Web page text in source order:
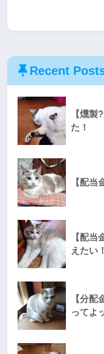
Recent
【燻
た！
【配当
【配
えたい！
【分
ってよ